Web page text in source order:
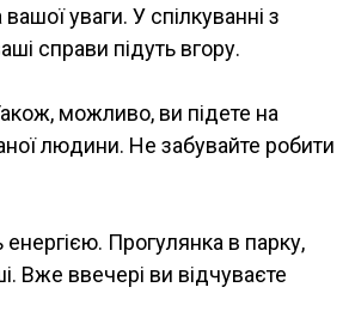
уваги. У спілкуванні з
справи підуть вгору.
можливо, ви підете на
людини. Не забувайте робити
Прогулянка в парку,
Вже ввечері ви відчуваєте